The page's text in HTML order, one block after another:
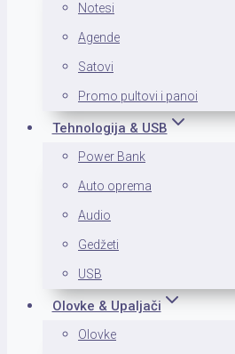
Notesi
Agende
Satovi
Promo pultovi i panoi
Tehnologija & USB
Power Bank
Auto oprema
Audio
Gedžeti
USB
Olovke & Upaljači
Olovke